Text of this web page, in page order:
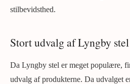
stilbevidsthed.
Stort udvalg af Lyngby stel
Da Lyngby stel er meget populære,
udvalg af produkterne. Da udvalget